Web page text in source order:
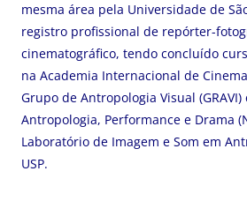
mesma área pela Universidade de
registro profissional de repórter-
cinematográfico, tendo concluído
na Academia Internacional de
Grupo de Antropologia Visual
Antropologia, Performance e Drama
Laboratório de Imagem e Som em
USP.